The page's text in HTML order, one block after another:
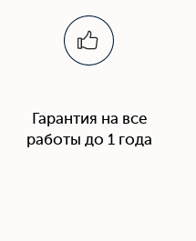
Гарантия на все
работы до 1 года